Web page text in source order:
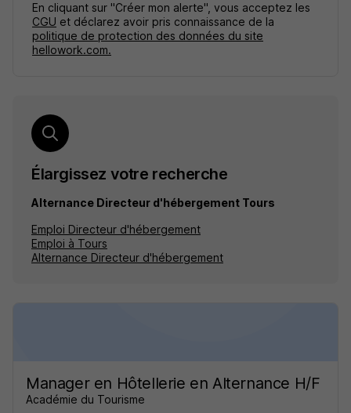
En cliquant sur "Créer mon alerte", vous acceptez les
CGU et déclarez avoir pris connaissance de la
politique de protection des données du site
hellowork.com.
Élargissez votre recherche
Alternance Directeur d'hébergement Tours
Emploi Directeur d'hébergement
Emploi à Tours
Alternance Directeur d'hébergement
Manager en Hôtellerie en Alternance H/F
Académie du Tourisme